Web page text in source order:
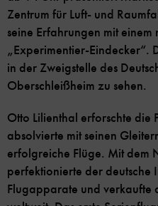
Zentrum für Luft- und
seine Erfahrungen mit
„Experimentier-Eindecker“.
in der Zweigstelle des
Oberschleißheim zu sehen.
Otto Lilienthal erforschte die
absolvierte mit seinen
erfolgreiche Flüge. Mit dem
perfektionierte der deutsche
Flugapparate und verkaufte